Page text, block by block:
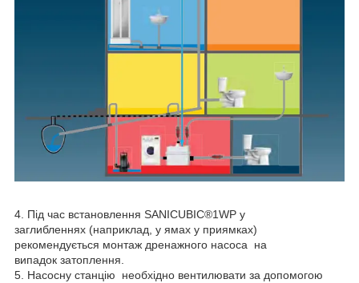
4. Під час встановлення SANICUBIC®1WP у
заглибленнях (наприклад, у ямах у приямках)
рекомендується монтаж дренажного насоса на
випадок затоплення.
5. Насосну станцію необхідно вентилювати за допомогою